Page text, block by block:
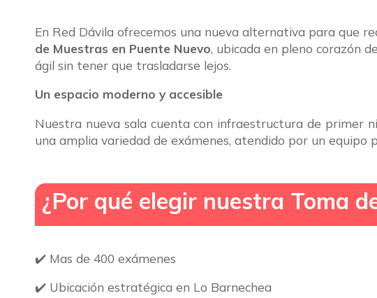
En Red Dávila ofrecemos una nueva alternativa para que
de Muestras en Puente Nuevo, ubicada en pleno corazón de
ágil sin tener que trasladarse lejos.
Un espacio moderno y accesible
Nuestra nueva sala cuenta con infraestructura de primer
una amplia variedad de exámenes, atendido por un equipo
¿Por qué elegir nuestra Toma
✔️ Mas de 400 exámenes
✔️ Ubicación estratégica en Lo Barnechea